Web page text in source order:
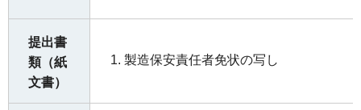
提出書
類（紙
文書）
製造保安責任者免状の写し